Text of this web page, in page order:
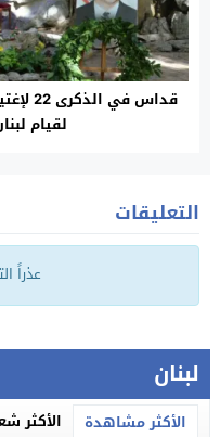
قداس
لقيام
التعليقات
عذراً
لبنان
الأكثر مشاهدة الأكثر